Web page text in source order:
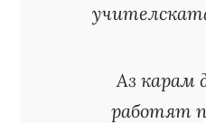
Аз карам
работят